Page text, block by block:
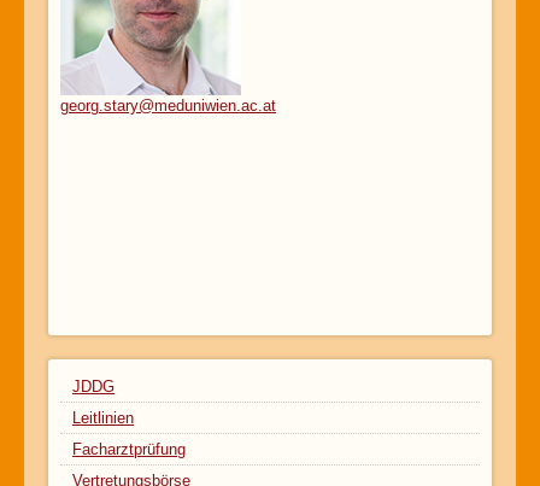
georg.stary@meduniwien.ac.at
JDDG
Leitlinien
Facharztprüfung
Vertretungsbörse